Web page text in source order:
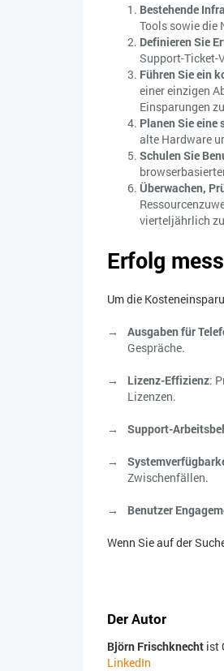
Bestehende
Tools sowie die
Definieren Sie
Support-Ticket-
Führen Sie ein
einer einzigen
Einsparungen
Planen Sie
alte Hardware
Schulen Sie
Überwachen,
vierteljährlich
Erfolg
Um die
Ausgaben für
Gespräche.
Lizenz-Effizienz:
Lizenzen.
Support-
Zwischenfällen.
Benutzer
Wenn Sie auf der
Der Autor
Björn Frischknecht ist
LinkedIn